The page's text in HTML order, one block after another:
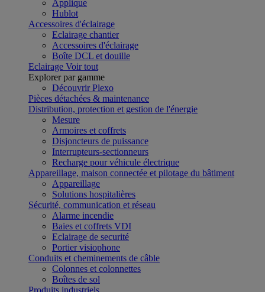
Applique
Hublot
Accessoires d'éclairage
Eclairage chantier
Accessoires d'éclairage
Boîte DCL et douille
Eclairage Voir tout
Explorer par gamme
Découvrir Plexo
Pièces détachées & maintenance
Distribution, protection et gestion de l'énergie
Mesure
Armoires et coffrets
Disjoncteurs de puissance
Interrupteurs-sectionneurs
Recharge pour véhicule électrique
Appareillage, maison connectée et pilotage du bâtiment
Appareillage
Solutions hospitalières
Sécurité, communication et réseau
Alarme incendie
Baies et coffrets VDI
Eclairage de securité
Portier visiophone
Conduits et cheminements de câble
Colonnes et colonnettes
Boîtes de sol
Produits industriels